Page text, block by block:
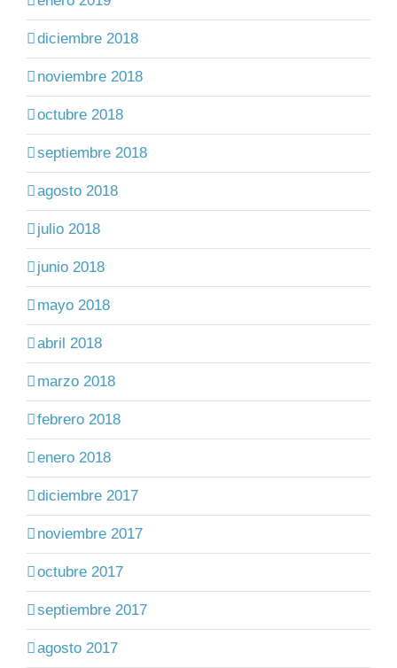
diciembre 2018
noviembre 2018
octubre 2018
septiembre 2018
agosto 2018
julio 2018
junio 2018
mayo 2018
abril 2018
marzo 2018
febrero 2018
enero 2018
diciembre 2017
noviembre 2017
octubre 2017
septiembre 2017
agosto 2017